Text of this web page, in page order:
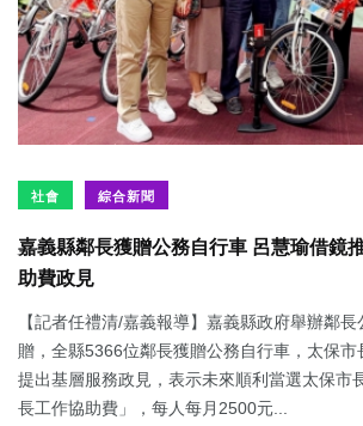
社會 綜合新聞
嘉義縣鄰長獲贈公務自行車 呂慧瑜借鏡
助費政見
【記者任禮清/嘉義報導】嘉義縣政府舉辦鄰
贈，全縣5366位鄰長獲贈公務自行車，太保市
提出基層服務政見，表示未來順利當選太保市
長工作協助費」，每人每月2500元...